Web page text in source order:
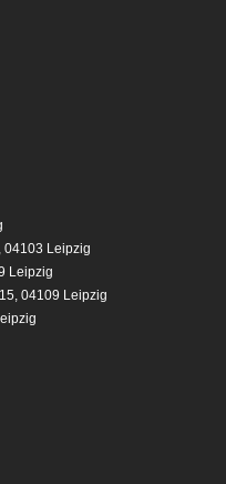
04103 Leipzig
Leipzig
04109 Leipzig